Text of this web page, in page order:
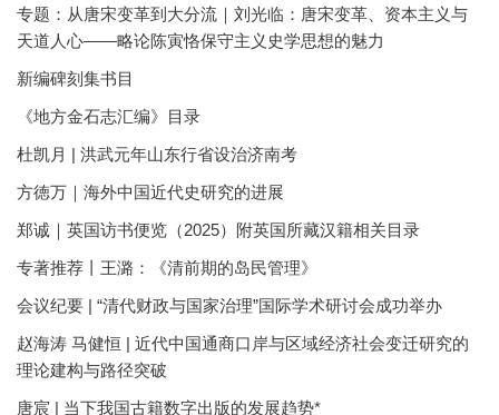
专题：从唐宋变革到大分流｜刘光临：唐宋变革、资本主义与
天道人心——略论陈寅恪保守主义史学思想的魅力
新编碑刻集书目
《地方金石志汇编》目录
杜凯月 | 洪武元年山东行省设治济南考
方徳万｜海外中国近代史研究的进展
郑诚｜英国访书便览（2025）附英国所藏汉籍相关目录
专著推荐丨王潞：《清前期的岛民管理》
会议纪要 | “清代财政与国家治理”国际学术研讨会成功举办
赵海涛 马健恒 | 近代中国通商口岸与区域经济社会变迁研究的
理论建构与路径突破
唐宸 | 当下我国古籍数字出版的发展趋势*